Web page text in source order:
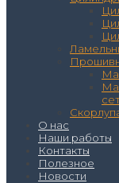
О нас
Наши работы
Контакты
Полезное
Новости